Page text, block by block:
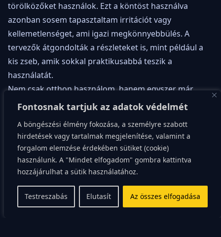
Fontosnak tartjuk az adatok védelmét
A böngészési élmény fokozása, a személyre szabott
hirdetések vagy tartalmak megjelenítése, valamint a
forgalom elemzése érdekében sütiket (cookie)
használunk. A "Mindet elfogadom" gombra kattintva
hozzájárulhat a sütik használatához.
Testreszabás Elutasít Az összes elfogadása
törölközőket használok. Ezt a köntöst használva
azonban sosem tapasztaltam irritációt vagy
kellemetlenséget, ami igazi megkönnyebbülés. A
tervezők átgondolták a részleteket is, mint például a
kis zseb, amik sokkal praktikusabbá teszik a
használatát.
Nem csak otthon használom, hanem egyszer már
utazni is elvittem. A köntös könnyűsége és kis
bőröndbe, így a kényelem nem marad otthon, amikor
távol vagyok. Igaz, most csak wellnessezni voltunk, de
a következő nyaraláskor biztos bedobom a bőröndbe.
Összességében a Bújci Köntös sokkal többet nyújtott,
mint amit vártam. Nem csak egy köntös, hanem egy